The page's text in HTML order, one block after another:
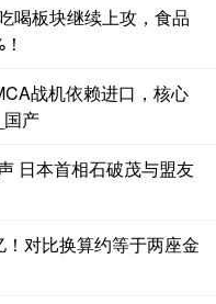
喝板块继续上攻，食品
战机依赖进口，核心
产
日本首相石破茂与盟友
对比换算约等于两座金